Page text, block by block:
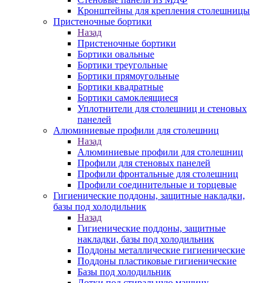
Кронштейны для крепления столешницы
Пристеночные бортики
Назад
Пристеночные бортики
Бортики овальные
Бортики треугольные
Бортики прямоугольные
Бортики квадратные
Бортики самоклеящиеся
Уплотнители для столешниц и стеновых
панелей
Алюминиевые профили для столешниц
Назад
Алюминиевые профили для столешниц
Профили для стеновых панелей
Профили фронтальные для столешниц
Профили соединительные и торцевые
Гигиенические поддоны, защитные накладки,
базы под холодильник
Назад
Гигиенические поддоны, защитные
накладки, базы под холодильник
Поддоны металлические гигиенические
Поддоны пластиковые гигиенические
Базы под холодильник